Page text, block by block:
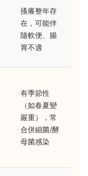
搔癢整年存
在，可能伴
隨軟便、腸
胃不適
有季節性
（如春夏變
嚴重），常
合併細菌/酵
母菌感染